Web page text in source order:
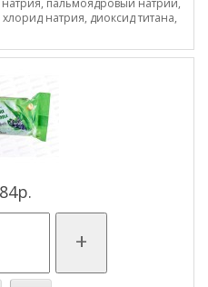
натрия, пальмоядровый натрий,
натрия, диоксид титана,
+